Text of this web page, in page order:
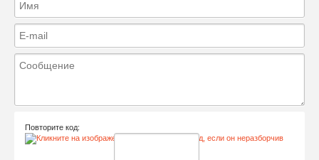
Повторите код: